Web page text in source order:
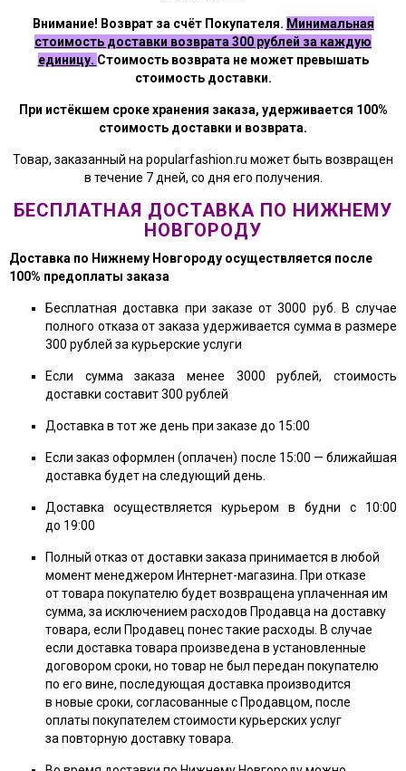
Внимание! Возврат за счёт Покупателя. Минимальная
стоимость доставки возврата 300 рублей за каждую
единицу. Стоимость возврата не может превышать
стоимость доставки.
При истёкшем сроке хранения заказа, удерживается 100%
стоимость доставки и возврата.
Товар, заказанный на popularfashion.ru может быть возвращен
в течение 7 дней, со дня его получения.
БЕСПЛАТНАЯ ДОСТАВКА ПО НИЖНЕМУ
НОВГОРОДУ
Доставка по Нижнему Новгороду осуществляется после
100% предоплаты заказа
Бесплатная доставка при заказе от 3000 руб. В случае
полного отказа от заказа удерживается сумма в размере
300 рублей за курьерские услуги
Если сумма заказа менее 3000 рублей, стоимость
доставки составит 300 рублей
Доставка в тот же день при заказе до 15:00
Если заказ оформлен (оплачен) после 15:00 — ближайшая
доставка будет на следующий день.
Доставка осуществляется курьером в будни с 10:00
до 19:00
Полный отказ от доставки заказа принимается в любой
момент менеджером Интернет-магазина. При отказе
от товара покупателю будет возвращена уплаченная им
сумма, за исключением расходов Продавца на доставку
товара, если Продавец понес такие расходы. В случае
если доставка товара произведена в установленные
договором сроки, но товар не был передан покупателю
по его вине, последующая доставка производится
в новые сроки, согласованные с Продавцом, после
оплаты покупателем стоимости курьерских услуг
за повторную доставку товара.